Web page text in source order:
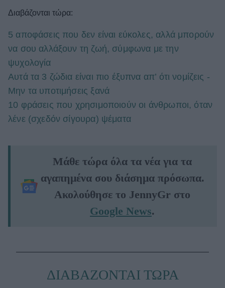
Διαβάζονται τώρα:
5 αποφάσεις που δεν είναι εύκολες, αλλά μπορούν
να σου αλλάξουν τη ζωή, σύμφωνα με την
ψυχολογία
Αυτά τα 3 ζώδια είναι πιο έξυπνα απ’ ότι νομίζεις -
Μην τα υποτιμήσεις ξανά
10 φράσεις που χρησιμοποιούν οι άνθρωποι, όταν
λένε (σχεδόν σίγουρα) ψέματα
Μάθε τώρα όλα τα νέα για τα
αγαπημένα σου διάσημα πρόσωπα.
Ακολούθησε το JennyGr στο
Google News.
ΔΙΑΒΑΖΟΝΤΑΙ ΤΩΡΑ